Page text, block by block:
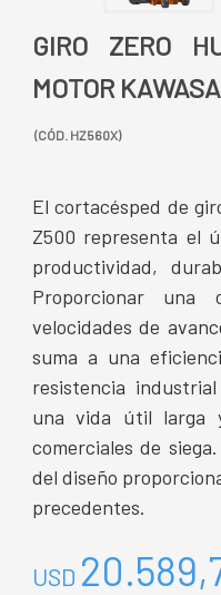
GIRO ZERO
MOTOR
(CÓD. HZ560X)
El cortacésped de
Z500 representa el
productividad,
Proporcionar una
velocidades de
suma a una
resistencia
una vida útil larga
comerciales de
del diseño
precedentes.
USD